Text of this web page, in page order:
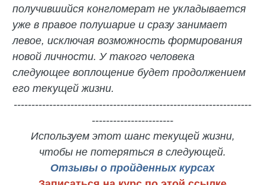
получившийся конгломерат не укладывается
уже в правое полушарие и сразу занимает
левое, исключая возможность формирования
новой личности. У такого человека
следующее воплощение будет продолжением
его текущей жизни.
-------------------------------------------------------------------
-----------------------
Используем этот шанс текущей жизни,
чтобы не потеряться в следующей.
Отзывы о пройденных курсах